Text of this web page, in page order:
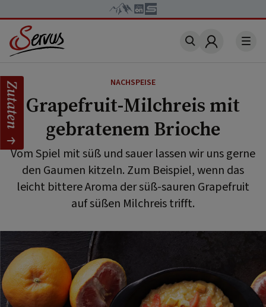
Account
NACHSPEISE
Grapefruit-Milchreis mit
gebratenem Brioche
Vom Spiel mit süß und sauer lassen wir uns gerne
den Gaumen kitzeln. Zum Beispiel, wenn das
leicht bittere Aroma der süß-sauren Grapefruit
auf süßen Milchreis trifft.
Zutaten